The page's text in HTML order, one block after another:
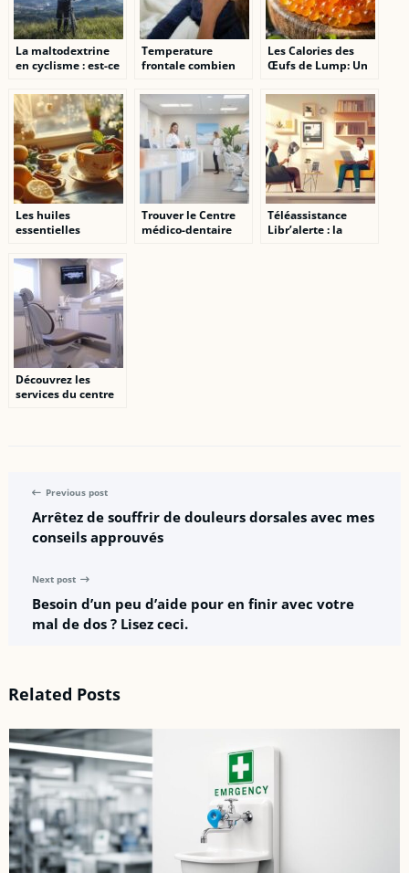
La maltodextrine
en cyclisme : est-ce
Temperature
frontale combien
clés à savoir
Les Calories des
Œufs de Lump: Un
et Nutritif
Les huiles
essentielles
mauvaise haleine
Trouver le Centre
médico-dentaire
Téléassistance
Libr’alerte : la
Découvrez les
services du centre
Previous post
Arrêtez de souffrir de douleurs dorsales avec mes
conseils approuvés
Next post
Besoin d’un peu d’aide pour en finir avec votre
mal de dos ? Lisez ceci.
Related Posts